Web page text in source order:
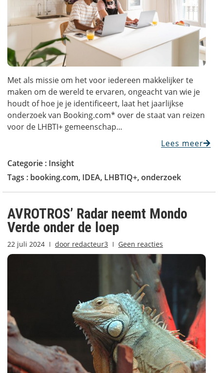
Met als missie om het voor iedereen makkelijker te
maken om de wereld te ervaren, ongeacht van wie je
houdt of hoe je je identificeert, laat het jaarlijkse
onderzoek van Booking.com* over de staat van reizen
voor de LHBTI+ gemeenschap...
Lees meer
Categorie : Insight
Tags : booking.com, IDEA, LHBTIQ+, onderzoek
AVROTROS’ Radar neemt Mondo
Verde onder de loep
22 juli 2024 door redacteur3 Geen reacties